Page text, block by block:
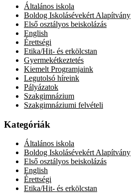
Általános iskola
Boldog Iskolásévekért Alapítvány
Első osztályos beiskolázás
English
Érettségi
Etika/Hit- és erkölcstan
Gyermekétkeztetés
Kiemelt Programjaink
Legutolsó híreink
Pályázatok
Szakgimnázium
Szakgimnáziumi felvételi
Kategóriák
Általános iskola
Boldog Iskolásévekért Alapítvány
Első osztályos beiskolázás
English
Érettségi
Etika/Hit- és erkölcstan